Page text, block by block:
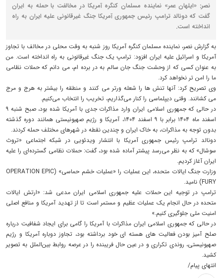
نصر: «ایلهان عمر» نماینده مسلمان کنگره آمریکا در مخالفت با حمله به ایران
گفت که دونالد ترامپ رئیس جمهوری آمریکا جنگ غیرقانونی علیه ایران به راه
انداخته است.
به گزارش نصر، نماینده مسلمان کنگره آمریکا روز شنبه به وقت محلی در مخالف با تجاوز
آمریکا و اسرائیل علیه ایران افزود: ترامپ یک جنگ غیرقانونی به راه انداخته است. من
به عنوان کسی که از وحشت جنگ جان سالم به در برده‌ ام، می‌ دانم که حملات نظامی
ما را امن‌ تر نخواهد کرد.
وی تصریح کرد: آنها تنش‌ ها را شعله‌ ورتر می‌ کنند و منطقه را بیشتر به هرج و مرج
می‌ کشانند. وقتی دیپلماسی را کنار می‌گذاریم، تخریب را انتخاب می‌کنیم.
در حالی که جمهوری اسلامی ایران وارد مذاکرات جدی با آمریکا شده بود، صبح شنبه ۹
اسفند ماه ۱۴۰۴ برابر با ۹ اسفند ۱۴۰۴، آمریکا و رژیم صهیونیستی همانند دوره گذشته
بدون توجه به مذاکرات، به خاک ایران و چندین نقطه در شهرهای مختلف حمله کردند.
دونالد ترامپ رئیس جمهوری آمریکا با انتشار ویدئویی در شبکه اجتماعی «تروث
سوشال» که به نظر می‌رسد پیشتر آماده شده بود، گفت: حملات نظامی گسترده‌ای را علیه
ایران آغاز کردیم.
وزارت جنگ ایالات متحده، این عملیات را «عملیات خشم حماسی» (OPERATION EPIC
FURY) نامید.
ترامپ در توجیه این حملات علیه جمهوری اسلامی ایران مدعی شد: «ارتش ایالات
متحده در حال انجام یک عملیات عظیم و مستمر است تا از تهدید آمریکا و منافع اصلی
امنیت ملی جلوگیری کنیم.»
در حالی که جمهوری اسلامی ایران مذاکرات با آمریکا را گامی برای ایجاد شفافیت درباره
صلح آمیز بودن فعالیت های هسته ای خود برداشته بود، تجاوز دوباره آمریکا و رژیم
صهیونیستی، روندی تکراری و در عین حال فریبنده را در عرصه روابط بین‌الملل به تصویر
کشید.
انتهای پیام/